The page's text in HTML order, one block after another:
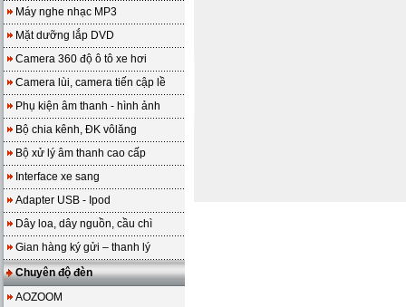
Máy nghe nhạc MP3
Mặt dưỡng lắp DVD
Camera 360 độ ô tô xe hơi
Camera lùi, camera tiến cập lề
Phụ kiện âm thanh - hình ảnh
Bộ chia kênh, ĐK vôlăng
Bộ xử lý âm thanh cao cấp
Interface xe sang
Adapter USB - Ipod
Dây loa, dây nguồn, cầu chì
Gian hàng ký gửi – thanh lý
Chuyên độ đèn
AOZOOM